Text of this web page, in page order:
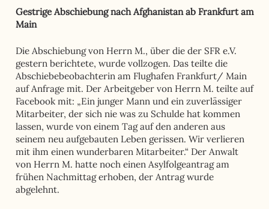
Gestrige Abschiebung nach Afghanistan ab Frankfurt am
Main
Die Abschiebung von Herrn M., über die der SFR e.V.
gestern berichtete, wurde vollzogen. Das teilte die
Abschiebebeobachterin am Flughafen Frankfurt/ Main
auf Anfrage mit. Der Arbeitgeber von Herrn M. teilte auf
Facebook mit: „Ein junger Mann und ein zuverlässiger
Mitarbeiter, der sich nie was zu Schulde hat kommen
lassen, wurde von einem Tag auf den anderen aus
seinem neu aufgebauten Leben gerissen. Wir verlieren
mit ihm einen wunderbaren Mitarbeiter.“ Der Anwalt
von Herrn M. hatte noch einen Asylfolgeantrag am
frühen Nachmittag erhoben, der Antrag wurde
abgelehnt.